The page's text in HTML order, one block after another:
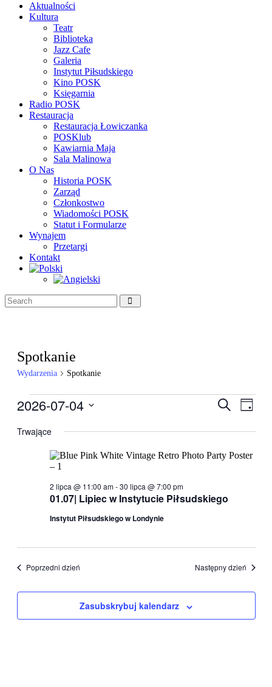
Aktualności
Kultura
Teatr
Biblioteka
Jazz Cafe
Galeria
Instytut Piłsudskiego
Kino POSK
Księgarnia
Radio POSK
Restauracja
Restauracja Łowiczanka
POSKlub
Kawiarnia Maja
Sala Malinowa
O Nas
Historia POSK
Zarząd
Członkostwo
Wiadomości POSK
Statut i Formularze
Wynajem
Przetargi
Kontakt
Spotkanie
Wydarzenia Spotkanie
Wydarzenia
4
po
Szukaj
Dzień
2026-07-04
datę.
Trwające
01.07| Lipiec w Instytucie Piłsudskiego
2 lipca @ 11:00 am-30 lipca @ 7:00 pm
Instytut Piłsudskiego w Londynie
Poprzedni dzień Następny dzień
Zasubskrybuj kalendarz